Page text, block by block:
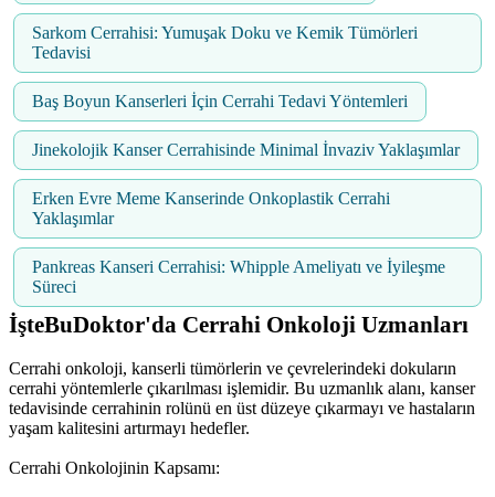
Sarkom Cerrahisi: Yumuşak Doku ve Kemik Tümörleri
Tedavisi
Baş Boyun Kanserleri İçin Cerrahi Tedavi Yöntemleri
Jinekolojik Kanser Cerrahisinde Minimal İnvaziv Yaklaşımlar
Erken Evre Meme Kanserinde Onkoplastik Cerrahi
Yaklaşımlar
Pankreas Kanseri Cerrahisi: Whipple Ameliyatı ve İyileşme
Süreci
İşteBuDoktor'da Cerrahi Onkoloji Uzmanları
Cerrahi onkoloji, kanserli tümörlerin ve çevrelerindeki dokuların
cerrahi yöntemlerle çıkarılması işlemidir. Bu uzmanlık alanı, kanser
tedavisinde cerrahinin rolünü en üst düzeye çıkarmayı ve hastaların
yaşam kalitesini artırmayı hedefler.
Cerrahi Onkolojinin Kapsamı: